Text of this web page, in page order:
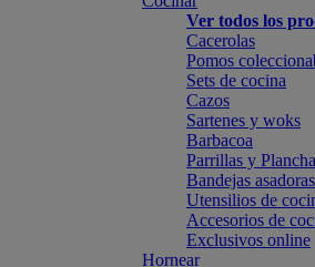
Ver todos los
Cacerolas
Pomos
Sets de cocina
Cazos
Sartenes y woks
Barbacoa
Parrillas y
Bandejas
Utensilios de
Accesorios de
Exclusivos online
Hornear